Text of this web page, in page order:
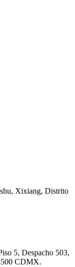
Xixiang, Distrito
5, Despacho 503,
CDMX.